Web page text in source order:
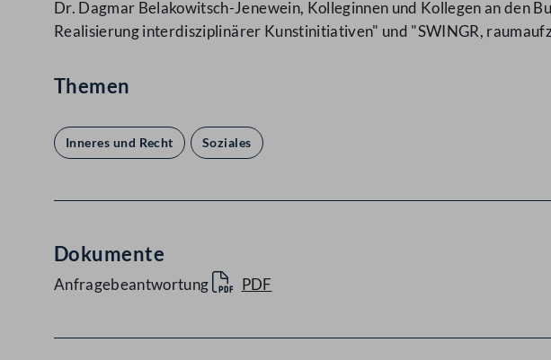
Dr. Dagmar Belakowitsch-Jenewein, Kolleginnen und Kollegen an
Realisierung interdisziplinärer Kunstinitiativen" und "SWINGR,
Themen
Inneres und Recht Soziales
Dokumente
Anfragebeantwortung PDF